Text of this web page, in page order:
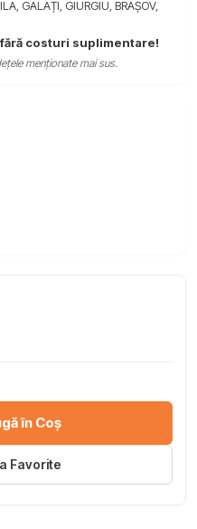
GALAȚI, GIURGIU, BRAȘOV,
costuri suplimentare!
menționate mai sus.
în Coș
Favorite